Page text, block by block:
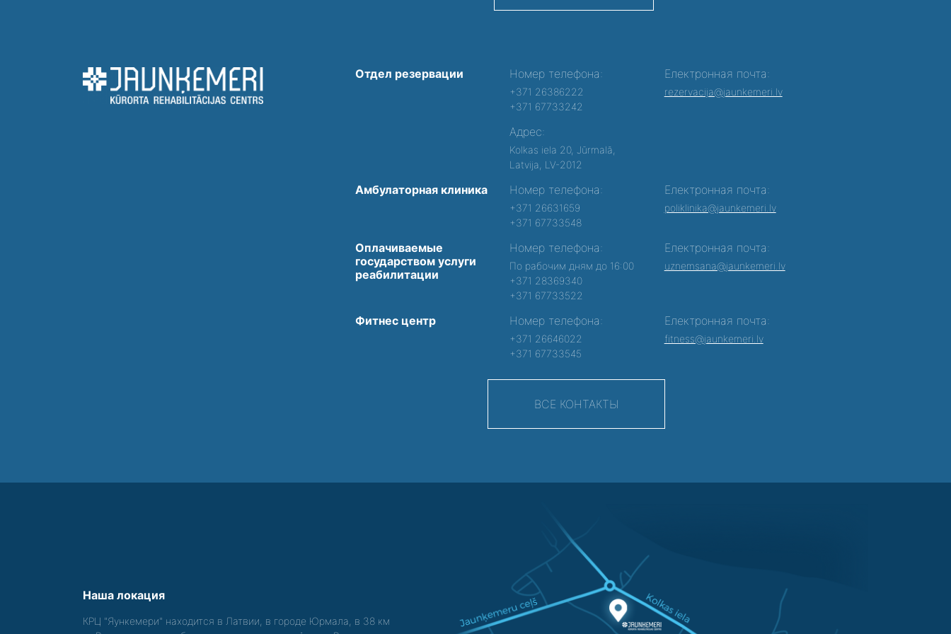
Отдел резервации Номер телефона:
+371 26386222
+371 67733242
Адрес:
Kolkas iela 20, Jūrmalā,
Latvija, LV-2012
Електронная почта:
rezervacija@jaunkemeri.lv
Амбулаторная клиника Номер телефона:
+371 26631659
+371 67733548
Електронная почта:
poliklinika@jaunkemeri.lv
Оплачиваемые
государством услуги
реабилитации
Номер телефона:
По рабочим дням до 16:00
+371 28369340
+371 67733522
Електронная почта:
uznemsana@jaunkemeri.lv
Фитнес центр Номер телефона:
+371 26646022
+371 67733545
Електронная почта:
fitness@jaunkemeri.lv
ВСЕ КОНТАКТЫ
Наша локация
КРЦ "Яункемери" находится в Латвии, в городе Юрмала, в 38 км